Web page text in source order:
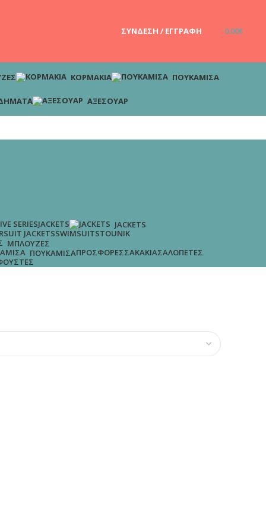
ΣΎΝΔΕΣΗ / ΕΓΓΡΑΦΉ 0.00€
ΚΟΡΜΆΚΙΑ ΠΟΥΚΆΜΙΣΑ
ΑΞΕΣΟΥΆΡ
SERIESJACKETS
JACKETS
SUIT JACKETSSWIMSUITSTOUNIK
ΜΠΛΟΎΖΕΣ
ΠΟΥΚΆΜΙΣΑΠΡΟΣΦΟΡΈΣΣΑΚΆΚΙΑΣΑΛΟΠΈΤΕΣ